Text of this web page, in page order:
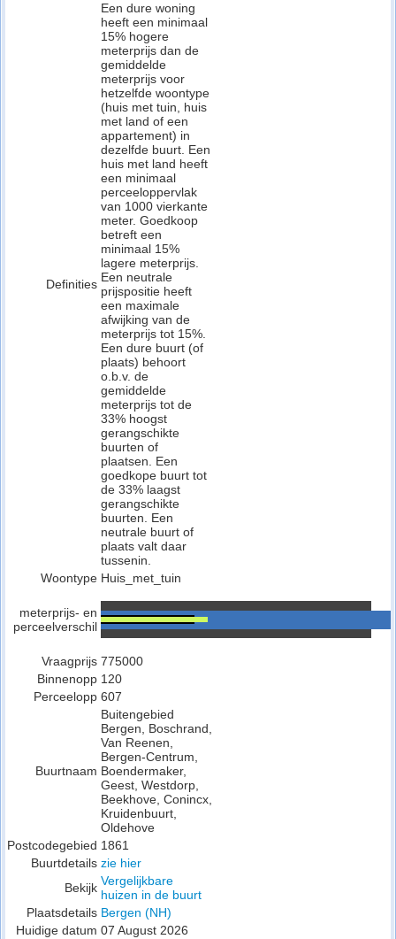
Definities
Een dure woning
heeft een minimaal
15% hogere
meterprijs dan de
gemiddelde
meterprijs voor
hetzelfde woontype
(huis met tuin, huis
met land of een
appartement) in
dezelfde buurt. Een
huis met land heeft
een minimaal
perceeloppervlak
van 1000 vierkante
meter. Goedkoop
betreft een
minimaal 15%
lagere meterprijs.
Een neutrale
prijspositie heeft
een maximale
afwijking van de
meterprijs tot 15%.
Een dure buurt (of
plaats) behoort
o.b.v. de
gemiddelde
meterprijs tot de
33% hoogst
gerangschikte
buurten of
plaatsen. Een
goedkope buurt tot
de 33% laagst
gerangschikte
buurten. Een
neutrale buurt of
plaats valt daar
tussenin.
Woontype Huis_met_tuin
meterprijs- en
perceelverschil
Vraagprijs 775000
Binnenopp 120
Perceelopp 607
Buurtnaam
Buitengebied
Bergen, Boschrand,
Van Reenen,
Bergen-Centrum,
Boendermaker,
Geest, Westdorp,
Beekhove, Conincx,
Kruidenbuurt,
Oldehove
Postcodegebied 1861
Buurtdetails zie hier
Bekijk Vergelijkbare
huizen in de buurt
Plaatsdetails Bergen (NH)
Huidige datum 07 August 2026